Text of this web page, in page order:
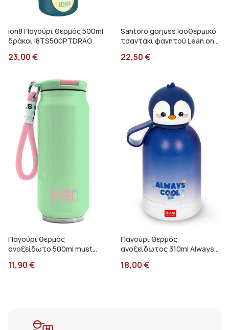
ion8 Παγούρι θερμός 500ml
δράκοι I8TS500PTDRAG
23,00€
Santoro gorjuss Ισοθερμικό
τσαντάκι φαγητού Lean on
22,50€
Παγούρι θερμός
ανοξείδωτο 500ml must
11,90€
Παγούρι θερμός
ανοξείδωτος 310ml Always
KSSB0007
18,00€